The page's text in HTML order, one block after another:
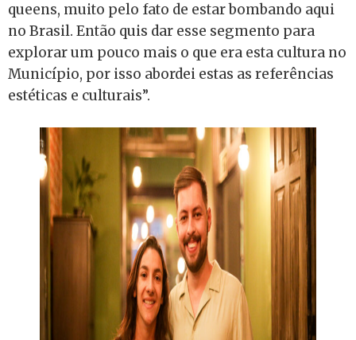
queens, muito pelo fato de estar bombando aqui
no Brasil. Então quis dar esse segmento para
explorar um pouco mais o que era esta cultura no
Município, por isso abordei estas as referências
estéticas e culturais”.